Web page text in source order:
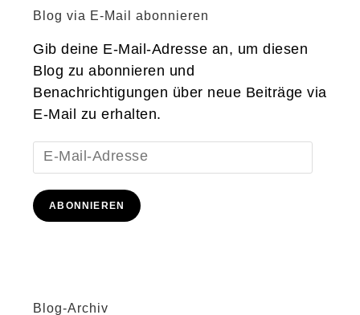
Blog via E-Mail abonnieren
Gib deine E-Mail-Adresse an, um diesen
Blog zu abonnieren und
Benachrichtigungen über neue Beiträge via
E-Mail zu erhalten.
E-
Mail-
Adresse
ABONNIEREN
Blog-Archiv